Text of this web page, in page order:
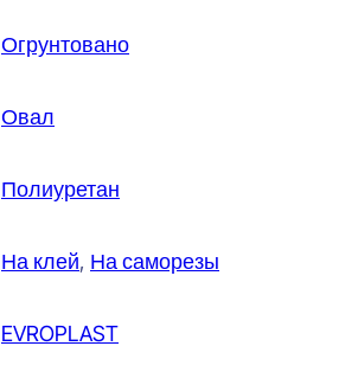
Огрунтовано
Овал
Полиуретан
На клей, На саморезы
EVROPLAST